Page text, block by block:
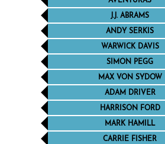
J.J. ABRAMS
ANDY SERKIS
WARWICK DAVIS
SIMON PEGG
MAX VON SYDOW
ADAM DRIVER
HARRISON FORD
MARK HAMILL
CARRIE FISHER